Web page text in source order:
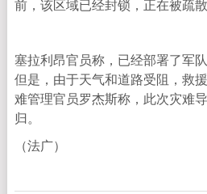
前，该区域已经封锁，正在被疏散
塞拉利昂官员称，已经部署了军
但是，由于天气和道路受阻，救
难管理官员罗杰斯称，此次灾难
归。
（法广）